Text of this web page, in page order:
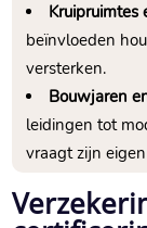
beïnvloeden
versterken.​
Bouwjaren
leidingen tot
vraagt zijn